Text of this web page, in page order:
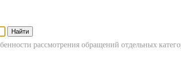
Найти
рассмотрения обращений отдельных